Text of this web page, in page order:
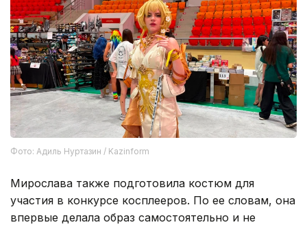
Фото: Адиль Нуртазин / Kazinform
Мирослава также подготовила костюм для
участия в конкурсе косплееров. По ее словам, она
впервые делала образ самостоятельно и не